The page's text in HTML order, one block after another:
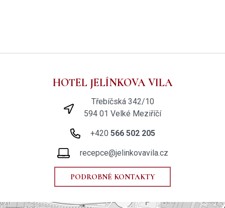
HOTEL JELÍNKOVA VILA
Třebíčská 342/10
594 01 Velké Meziříčí
+420 566 502 205
recepce@jelinkovavila.cz
PODROBNÉ KONTAKTY